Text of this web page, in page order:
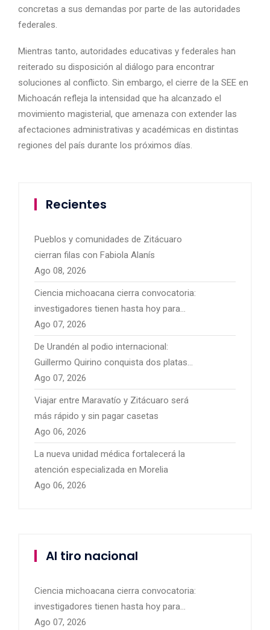
concretas a sus demandas por parte de las autoridades
federales.
Mientras tanto, autoridades educativas y federales han
reiterado su disposición al diálogo para encontrar
soluciones al conflicto. Sin embargo, el cierre de la SEE en
Michoacán refleja la intensidad que ha alcanzado el
movimiento magisterial, que amenaza con extender las
afectaciones administrativas y académicas en distintas
regiones del país durante los próximos días.
Recientes
Pueblos y comunidades de Zitácuaro
cierran filas con Fabiola Alanís
Ago 08, 2026
Ciencia michoacana cierra convocatoria:
investigadores tienen hasta hoy para
presentar sus proyectos
Ago 07, 2026
De Urandén al podio internacional:
Guillermo Quirino conquista dos platas
para México
Ago 07, 2026
Viajar entre Maravatío y Zitácuaro será
más rápido y sin pagar casetas
Ago 06, 2026
La nueva unidad médica fortalecerá la
atención especializada en Morelia
Ago 06, 2026
Al tiro nacional
Ciencia michoacana cierra convocatoria:
investigadores tienen hasta hoy para
presentar sus proyectos
Ago 07, 2026